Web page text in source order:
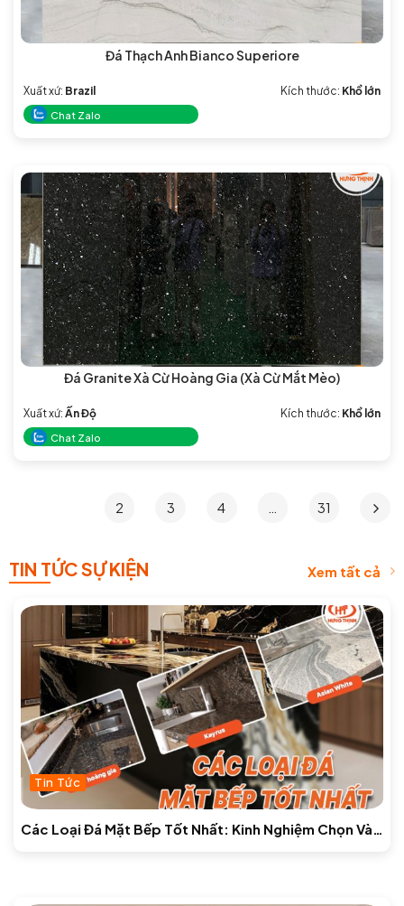
Đá Thạch Anh Bianco Superiore
Xuất xứ: Brazil Kích thước: Khổ lớn
Chat Zalo
Đá Granite Xà Cừ Hoàng Gia (Xà Cừ Mắt Mèo)
Xuất xứ: Ấn Độ Kích thước: Khổ lớn
Chat Zalo
2 3 4 31
TIN TỨC SỰ KIỆN Xem tất cả
Tin Tức
Các Loại Đá Mặt Bếp Tốt Nhất: Kinh Nghiệm Chọn Và